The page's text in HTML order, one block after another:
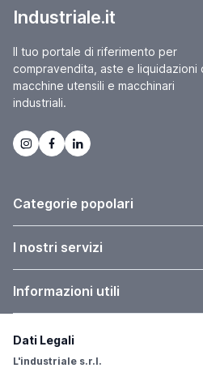
Industriale.it
Il tuo portale di riferimento per
compravendita, aste e liquidazioni
macchine utensili e macchinari
industriali.
Categorie popolari
I nostri servizi
Informazioni utili
Dati Legali
L'industriale s.r.l.